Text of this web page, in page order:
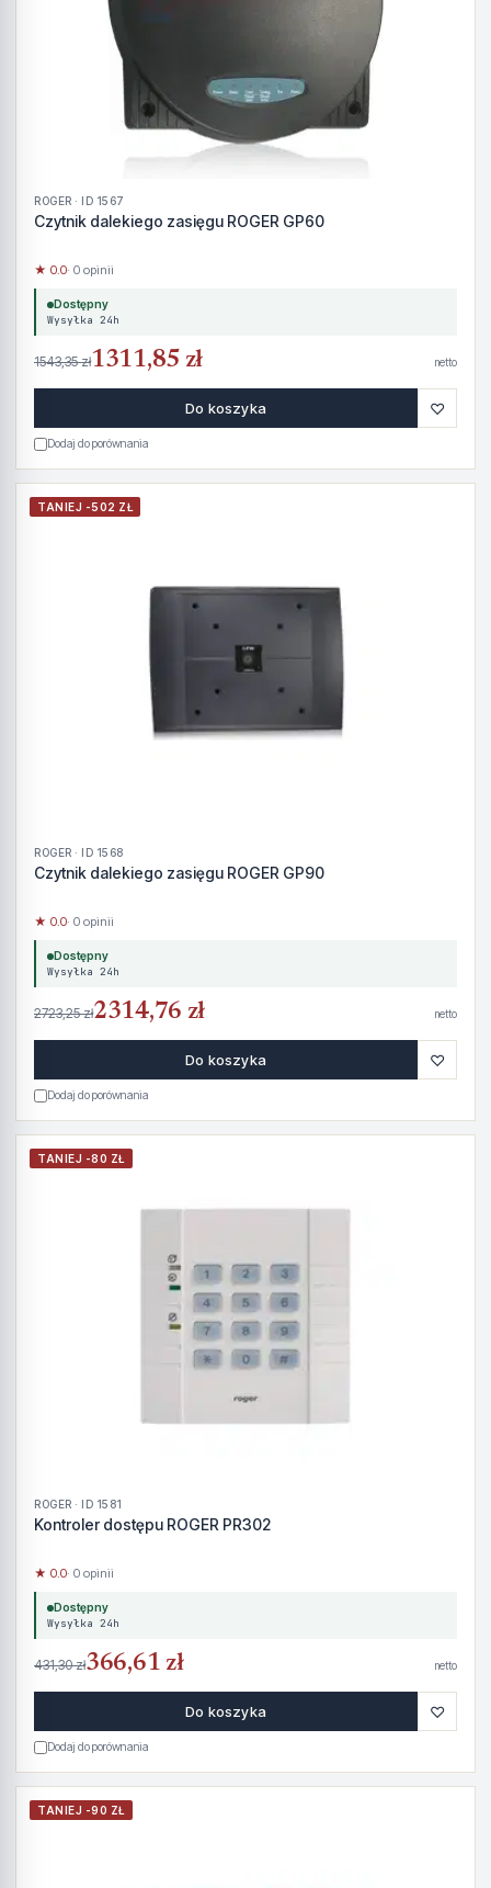
ROGER · ID 1567
Czytnik dalekiego zasięgu ROGER GP60
★ 0.0· 0 opinii
Dostępny
Wysyłka 24h
1543,35 zł1311,85 zł netto
Do koszyka ♡
Dodaj do porównania
TANIEJ -502 ZŁ
ROGER · ID 1568
Czytnik dalekiego zasięgu ROGER GP90
★ 0.0· 0 opinii
Dostępny
Wysyłka 24h
2723,25 zł2314,76 zł netto
Do koszyka ♡
Dodaj do porównania
TANIEJ -80 ZŁ
ROGER · ID 1581
Kontroler dostępu ROGER PR302
★ 0.0· 0 opinii
Dostępny
Wysyłka 24h
431,30 zł366,61 zł netto
Do koszyka ♡
Dodaj do porównania
TANIEJ -90 ZŁ